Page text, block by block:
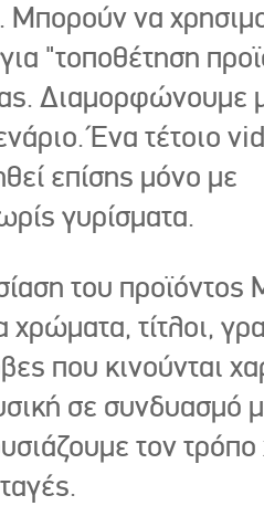
Μπορούν να
"τοποθέτηση
Διαμορφώνουμε
Ένα τέτοιο
επίσης μόνο με
γυρίσματα.
του προϊόντος
χρώματα, τίτλοι,
που κινούνται
σε συνδυασμό
τον